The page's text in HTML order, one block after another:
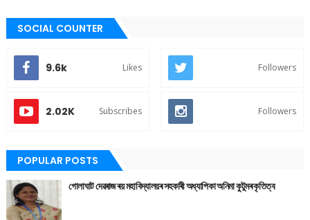
SOCIAL COUNTER
9.6k Likes Followers
2.02K Subscribes Followers
POPULAR POSTS
গোলাঘাট দেৱৰাজ ৰয় মহাবিদ্যালয়ৰ সহকাৰী অধ্যাপিকা অনিমা কুটুমৰ কৃতিত্ব